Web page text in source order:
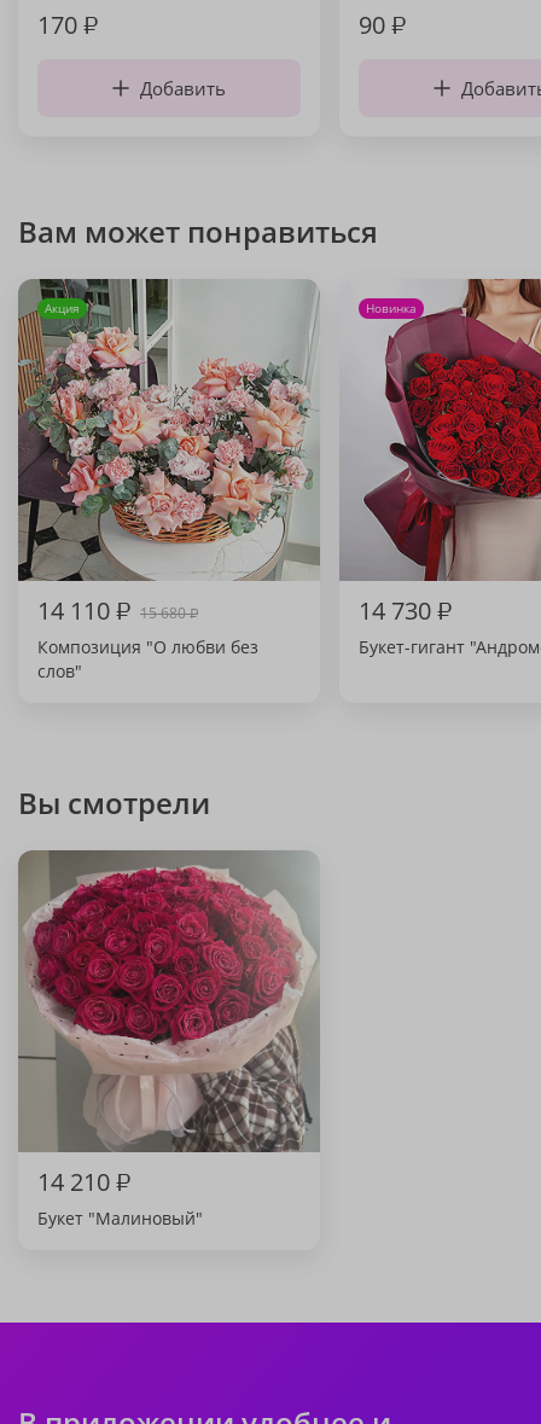
170₽
Добавить
90₽
Вам может понравиться
Акция
14 110₽ 15 680₽
Композиция "О любви без
слов"
Новинка
14 730₽
Букет-гигант
Вы смотрели
14 210₽
Букет "Малиновый"